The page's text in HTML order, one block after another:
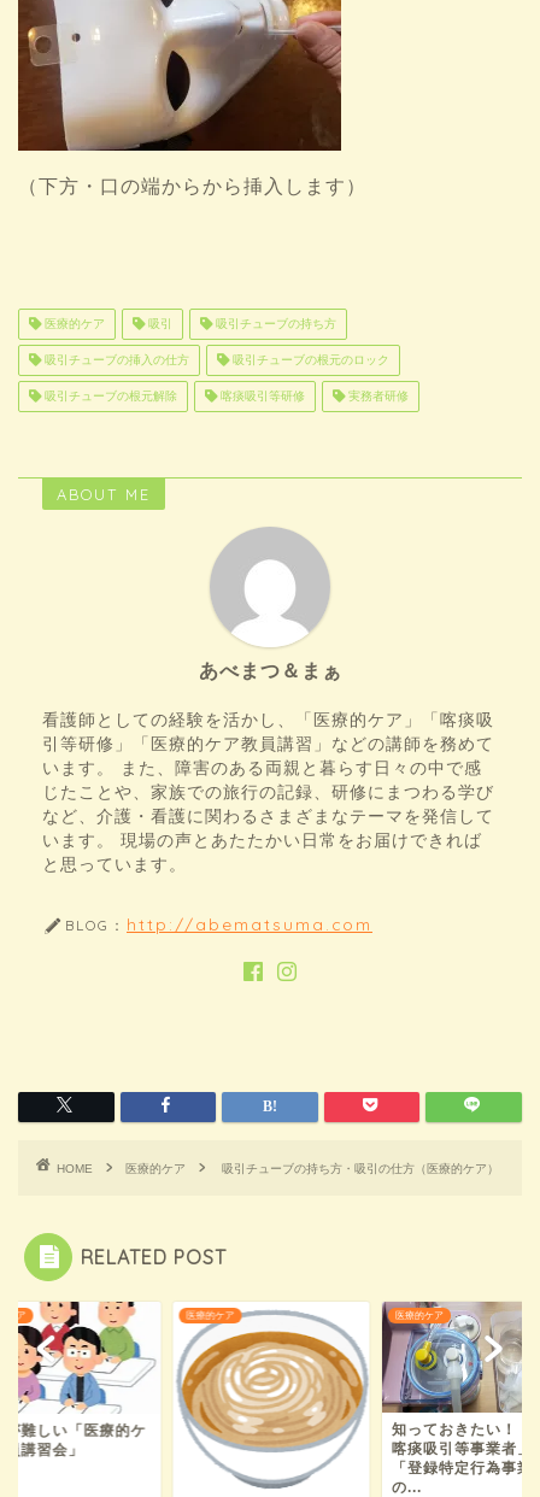
（下方・口の端からから挿入します）
医療的ケア 吸引 吸引チューブの持ち方
吸引チューブの挿入の仕方 吸引チューブの根元のロック
吸引チューブの根元解除 喀痰吸引等研修 実務者研修
ABOUT ME
あべまつ＆まぁ
看護師としての経験を活かし、「医療的ケア」「喀痰吸
引等研修」「医療的ケア教員講習」などの講師を務めて
います。 また、障害のある両親と暮らす日々の中で感
じたことや、家族での旅行の記録、研修にまつわる学び
など、介護・看護に関わるさまざまなテーマを発信して
います。 現場の声とあたたかい日常をお届けできれば
と思っています。
BLOG： http://abematsuma.com
HOME 医療的ケア 吸引チューブの持ち方・吸引の仕方（医療的ケア）
RELATED POST
ケア
が難しい「医療的ケ
員講習会」
医療的ケア 医療的ケア
知っておきたい！「
喀痰吸引等事業者」
「登録特定行為事業
の...